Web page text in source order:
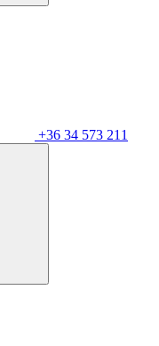
+36 34 573 211